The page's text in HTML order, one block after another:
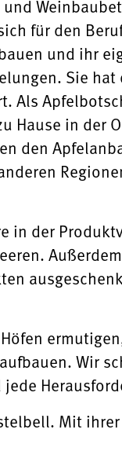
für den
und ihr
Sie
Als
Hause in der
den
in der
Wir
Mit